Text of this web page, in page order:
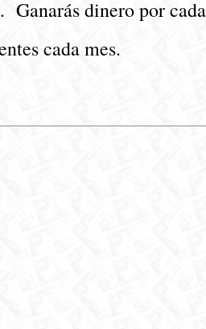
dinero por
cada mes.